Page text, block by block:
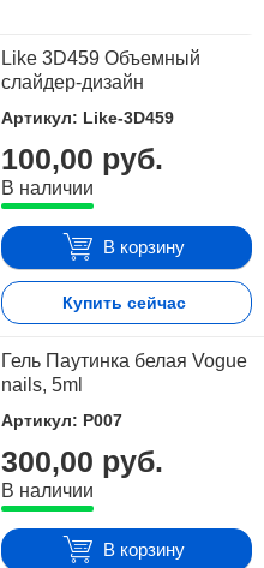
Like 3D459 Объемный
слайдер-дизайн
Артикул: Like-3D459
100,00 руб.
В наличии
В корзину
Купить сейчас
Гель Паутинка белая Vogue
nails, 5ml
Артикул: P007
300,00 руб.
В наличии
В корзину